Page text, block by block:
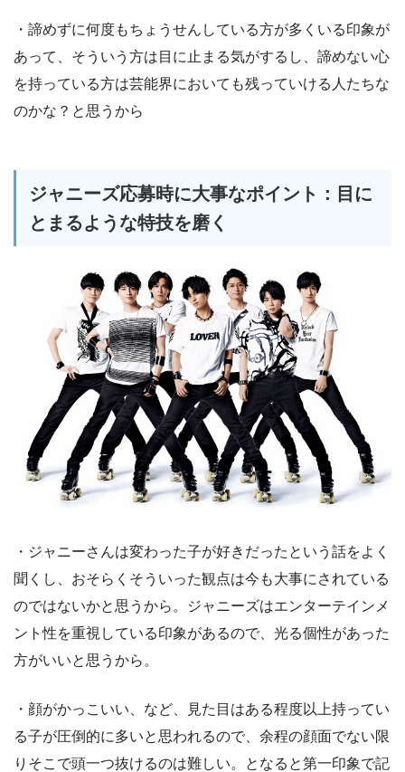
・諦めずに何度もちょうせんしている方が多くいる印象が
あって、そういう方は目に止まる気がするし、諦めない心
を持っている方は芸能界においても残っていける人たちな
のかな？と思うから
ジャニーズ応募時に大事なポイント：目に
とまるような特技を磨く
・ジャニーさんは変わった子が好きだったという話をよく
聞くし、おそらくそういった観点は今も大事にされている
のではないかと思うから。ジャニーズはエンターテインメ
ント性を重視している印象があるので、光る個性があった
方がいいと思うから。
・顔がかっこいい、など、見た目はある程度以上持ってい
る子が圧倒的に多いと思われるので、余程の顔面でない限
りそこで頭一つ抜けるのは難しい。となると第一印象で記